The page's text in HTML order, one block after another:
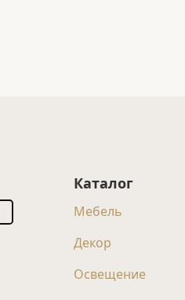
Каталог
Мебель
Декор
Освещение